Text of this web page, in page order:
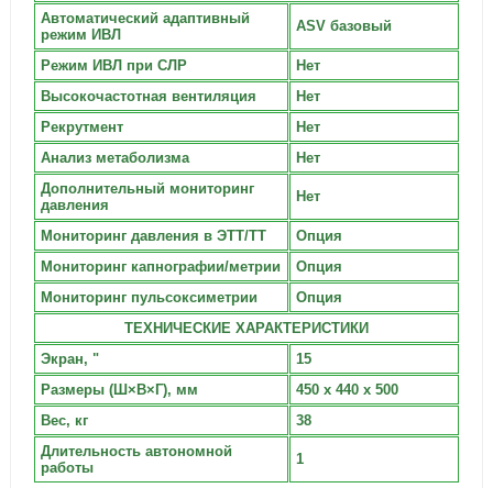
Автоматический адаптивный
режим ИВЛ
ASV базовый
Режим ИВЛ при СЛР
Нет
Высокочастотная вентиляция
Нет
Рекрутмент
Нет
Анализ метаболизма
Нет
Дополнительный мониторинг
давления
Нет
Мониторинг давления в ЭТТ/ТТ
Опция
Мониторинг капнографии/метрии
Опция
Мониторинг пульсоксиметрии
Опция
ТЕХНИЧЕСКИЕ ХАРАКТЕРИСТИКИ
Экран, "
15
Размеры (Ш×В×Г), мм
450 х 440 х 500
Вес, кг
38
Длительность автономной
работы
1